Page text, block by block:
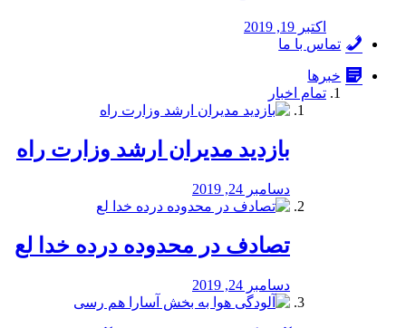
اکتبر 19, 2019
تماس با ما
خبرها
تمام اخبار
بازدید مدیران ارشد وزارت راه
دسامبر 24, 2019
تصادف در محدوده درده خدا لع
دسامبر 24, 2019